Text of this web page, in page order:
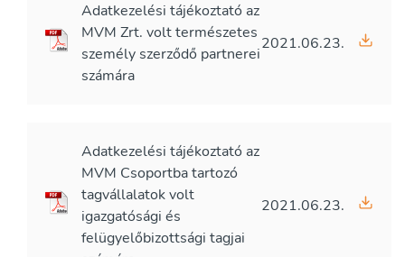
Adatkezelési tájékoztató az
MVM Zrt. volt természetes
személy szerződő partnerei
számára
2021.06.23.
Adatkezelési tájékoztató az
MVM Csoportba tartozó
tagvállalatok volt
igazgatósági és
felügyelőbizottsági tagjai
2021.06.23.